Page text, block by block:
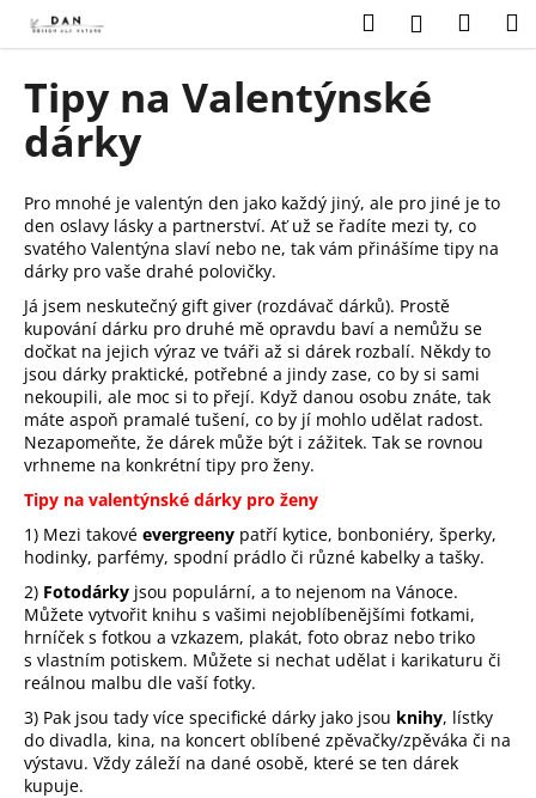
obsah
HledatPřihlášení
Tipy na Valentýnské
dárky
Pro mnohé je valentýn den jako každý jiný, ale pro jiné je to
den oslavy lásky a partnerství. Ať už se řadíte mezi ty, co
svatého Valentýna slaví nebo ne, tak vám přinášíme tipy na
dárky pro vaše drahé polovičky.
Já jsem neskutečný gift giver (rozdávač dárků). Prostě
kupování dárku pro druhé mě opravdu baví a nemůžu se
dočkat na jejich výraz ve tváři až si dárek rozbalí. Někdy to
jsou dárky praktické, potřebné a jindy zase, co by si sami
nekoupili, ale moc si to přejí. Když danou osobu znáte, tak
máte aspoň pramalé tušení, co by jí mohlo udělat radost.
Nezapomeňte, že dárek může být i zážitek. Tak se rovnou
vrhneme na konkrétní tipy pro ženy.
Tipy na valentýnské dárky pro ženy
1) Mezi takové evergreeny patří kytice, bonboniéry, šperky,
hodinky, parfémy, spodní prádlo či různé kabelky a tašky.
2) Fotodárky jsou populární, a to nejenom na Vánoce.
Můžete vytvořit knihu s vašimi nejoblíbenějšími fotkami,
hrníček s fotkou a vzkazem, plakát, foto obraz nebo triko
s vlastním potiskem. Můžete si nechat udělat i karikaturu či
reálnou malbu dle vaší fotky.
3) Pak jsou tady více specifické dárky jako jsou knihy, lístky
do divadla, kina, na koncert oblíbené zpěvačky/zpěváka či na
výstavu. Vždy záleží na dané osobě, které se ten dárek
kupuje.
o
C
o
p
o
t
ř
e
b
u
j
e
t
e
n
a
j
í
t
?